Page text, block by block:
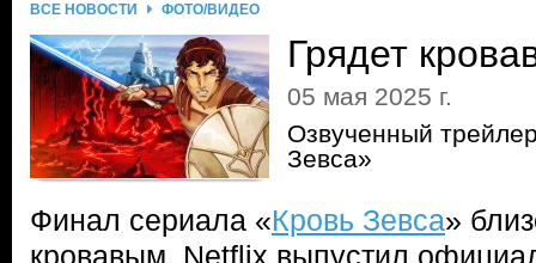
ВСЕ НОВОСТИ ФОТО/ВИДЕО
Грядет
05 мая 2025 г.
Озвученный
Зевса»
Финал сериала «Кровь Зевса»
кровавым. Netflix выпустил